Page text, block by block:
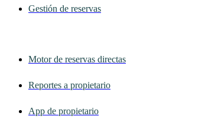
Gestión de reservas
Motor de reservas directas
Reportes a propietario
App de propietario